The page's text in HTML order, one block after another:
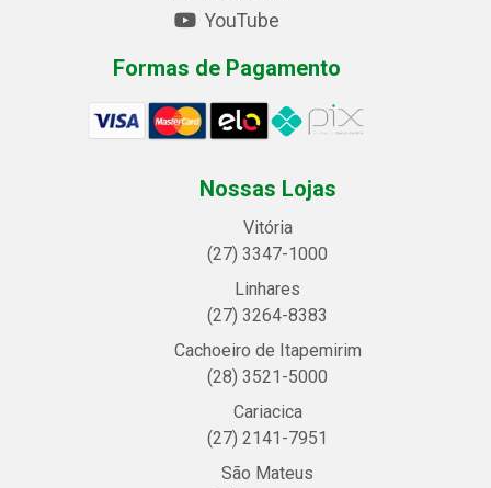
YouTube
Formas de Pagamento
Nossas Lojas
Vitória
(27) 3347-1000
Linhares
(27) 3264-8383
Cachoeiro de Itapemirim
(28) 3521-5000
Cariacica
(27) 2141-7951
São Mateus